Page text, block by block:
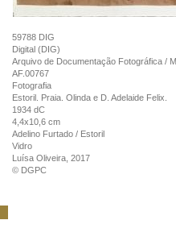
59788 DIG
Digital (DIG)
Arquivo de Documentação Fotográfica /
AF.00767
Fotografia
Estoril. Praia. Olinda e D. Adelaide Felix.
1934 dC
4,4x10,6 cm
Adelino Furtado / Estoril
Vidro
Luísa Oliveira, 2017
© DGPC